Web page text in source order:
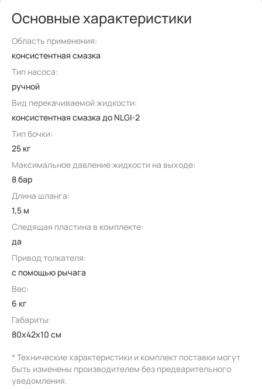
Основные характеристики
Область применения:
консистентная смазка
Тип насоса:
ручной
Вид перекачиваемой жидкости:
консистентная смазка до NLGI-2
Тип бочки:
25 кг
Максимальное давление жидкости на выходе:
8 бар
Длина шланга:
1,5 м
Следящая пластина в комплекте:
да
Привод толкателя:
с помощью рычага
Вес:
6 кг
Габариты:
80x42x10 см
* Технические характеристики и комплект поставки могут
быть изменены производителем без предварительного
уведомления.